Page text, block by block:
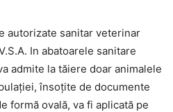
autorizate sanitar veterinar
In abatoarele sanitare
admite la tăiere doar animalele
însoțite de documente
formă ovală, va fi aplicată pe